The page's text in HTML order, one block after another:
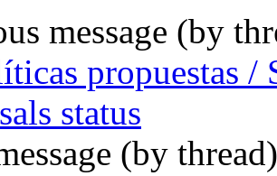
message (by
propuestas
status
(by